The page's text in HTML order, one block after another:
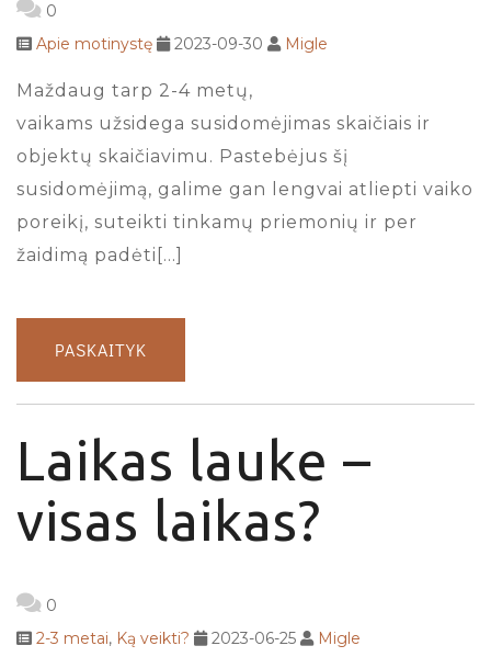
0
Apie motinystę
2023-09-30 Migle
Maždaug tarp 2-4 metų,
vaikams užsidega susidomėjimas skaičiais ir
objektų skaičiavimu. Pastebėjus šį
susidomėjimą, galime gan lengvai atliepti vaiko
poreikį, suteikti tinkamų priemonių ir per
žaidimą padėti[…]
PASKAITYK
Laikas lauke –
visas laikas?
0
2-3 metai, Ką veikti? 2023-06-25 Migle